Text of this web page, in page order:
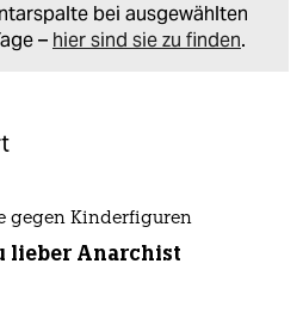
bei ausgewählten
– hier sind sie zu finden.
gegen Kinderfiguren
lieber Anarchist